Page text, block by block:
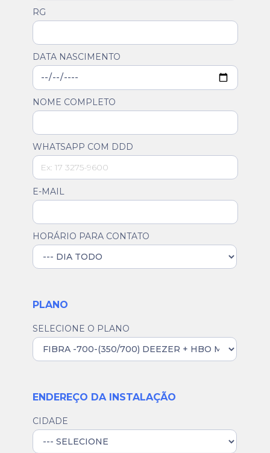
RG
DATA NASCIMENTO
NOME COMPLETO
WHATSAPP COM DDD
E-MAIL
HORÁRIO PARA CONTATO
PLANO
SELECIONE O PLANO
ENDEREÇO DA INSTALAÇÃO
CIDADE